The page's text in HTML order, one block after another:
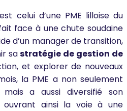
celui d’une PME lilloise du
face à une chute soudaine
d’un manager de transition,
sastratégie de gestion de
et explorer de nouveaux
la PME a non seulement
a aussi diversifié son
ouvrant ainsi la voie à une